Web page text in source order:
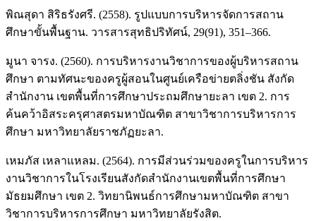
พิณสุดา สิริธรังศรี. (2558). รูปแบบการบริหารจัดการสถาน
ศึกษาขั้นพื้นฐาน. วารสารสุทธิปริทัศน์, 29(91), 351–366.
มูนา จารง. (2560). การบริหารงานวิชาการของผู้บริหารสถาน
ศึกษา ตามทัศนะของครูผู้สอนในศูนย์เครือข่ายตลิ่งชัน สังกัด
สำนักงาน เขตพื้นที่การศึกษาประถมศึกษายะลา เขต 2. การ
ค้นคว้าอิสระครุศาสตรมหาบัณฑิต สาขาวิชาการบริหารการ
ศึกษา มหาวิทยาลัยราชภัฏยะลา.
เหมภัส เหลาแหลม. (2564). การมีส่วนร่วมของครูในการบริหาร
งานวิชาการในโรงเรียนสังกัดสำนักงานเขตพื้นที่การศึกษา
มัธยมศึกษา เขต 2. วิทยานิพนธ์การศึกษามหาบัณฑิต สาขา
วิชาการบริหารการศึกษา มหาวิทยาลัยรังสิต.